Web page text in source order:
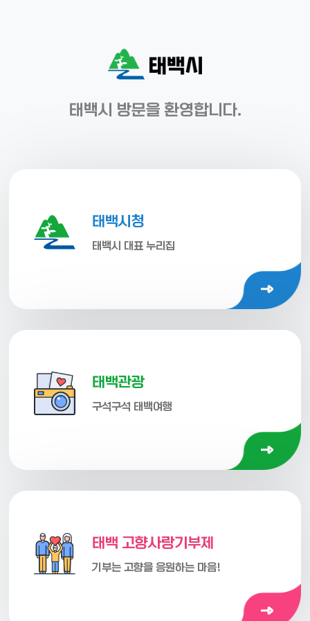
태백시 방문을 환영합니다.
태백시청
태백시 대표 누리집
태백관광
구석구석 태백여행
태백 고향사랑기부제
기부는 고향을 응원하는 마음!